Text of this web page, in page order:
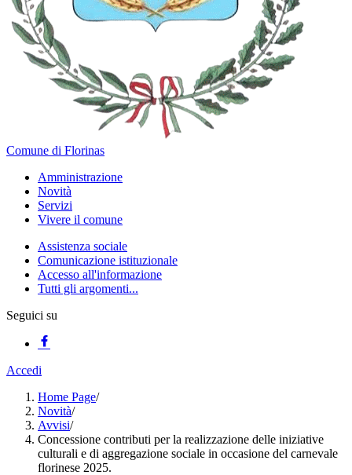
Comune di Florinas
Amministrazione
Novità
Servizi
Vivere il comune
Assistenza sociale
Comunicazione istituzionale
Accesso all'informazione
Tutti gli argomenti...
Seguici su
Accedi
Home Page/
Novità/
Avvisi/
Concessione contributi per la realizzazione delle iniziative
culturali e di aggregazione sociale in occasione del carnevale
florinese 2025.